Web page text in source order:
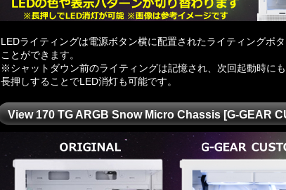
LEDライティングは電源ボタン横に配置されたライティングボ
ことができます。
※シャットダウン前のライティングは記憶され、次回起動時に
長押しすることでLED消灯も可能です。
View 170 TG ARGB Snow Micro Chassis [G-GEAR